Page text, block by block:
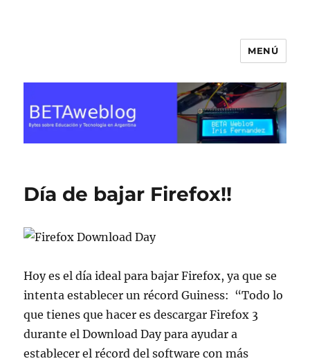
MENÚ
Día de bajar Firefox!!
Hoy es el día ideal para bajar Firefox, ya que se
intenta establecer un récord Guiness: “Todo lo
que tienes que hacer es descargar Firefox 3
durante el Download Day para ayudar a
establecer el récord del software con más